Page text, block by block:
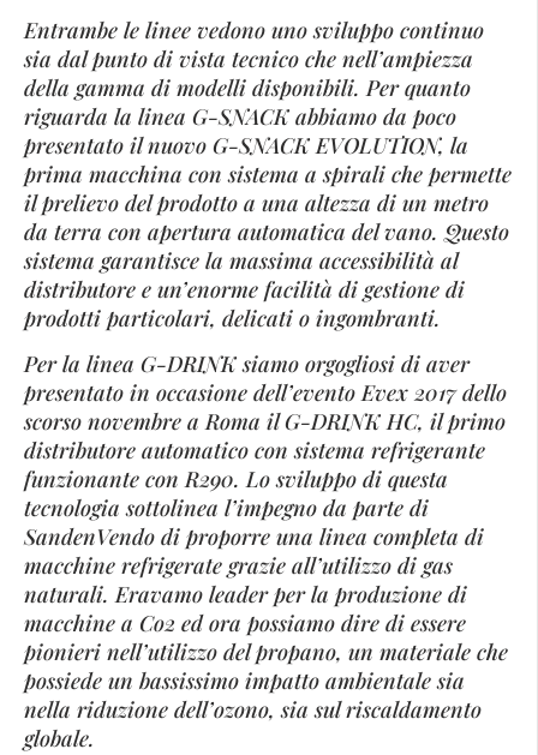
Entrambe le linee vedono uno sviluppo continuo
sia dal punto di vista tecnico che nell’ampiezza
della gamma di modelli disponibili. Per quanto
riguarda la linea G-SNACK abbiamo da poco
presentato il nuovo G-SNACK EVOLUTION, la
prima macchina con sistema a spirali che permette
il prelievo del prodotto a una altezza di un metro
da terra con apertura automatica del vano. Questo
sistema garantisce la massima accessibilità al
distributore e un’enorme facilità di gestione di
prodotti particolari, delicati o ingombranti.
Per la linea G-DRINK siamo orgogliosi di aver
presentato in occasione dell’evento Evex 2017 dello
scorso novembre a Roma il G-DRINK HC, il primo
distributore automatico con sistema refrigerante
funzionante con R290. Lo sviluppo di questa
tecnologia sottolinea l’impegno da parte di
SandenVendo di proporre una linea completa di
macchine refrigerate grazie all’utilizzo di gas
naturali. Eravamo leader per la produzione di
macchine a Co2 ed ora possiamo dire di essere
pionieri nell’utilizzo del propano, un materiale che
possiede un bassissimo impatto ambientale sia
nella riduzione dell’ozono, sia sul riscaldamento
globale.